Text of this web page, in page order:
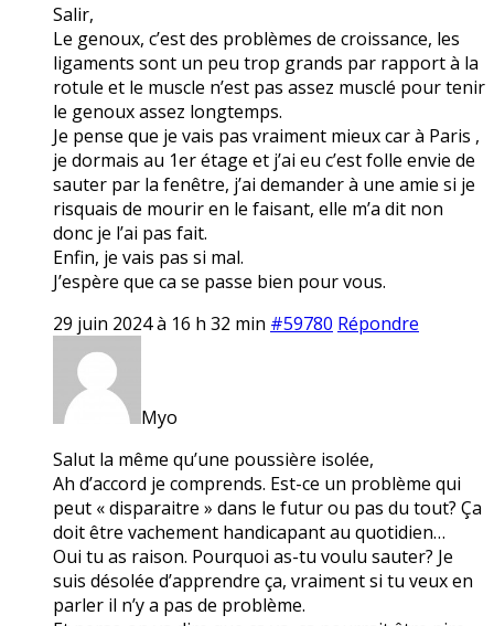
Salir,
Le genoux, c’est des problèmes de croissance, les
ligaments sont un peu trop grands par rapport à la
rotule et le muscle n’est pas assez musclé pour tenir
le genoux assez longtemps.
Je pense que je vais pas vraiment mieux car à Paris ,
je dormais au 1er étage et j’ai eu c’est folle envie de
sauter par la fenêtre, j’ai demander à une amie si je
risquais de mourir en le faisant, elle m’a dit non
donc je l’ai pas fait.
Enfin, je vais pas si mal.
J’espère que ca se passe bien pour vous.
29 juin 2024 à 16 h 32 min #59780 Répondre
Myo
Salut la même qu’une poussière isolée,
Ah d’accord je comprends. Est-ce un problème qui
peut « disparaitre » dans le futur ou pas du tout? Ça
doit être vachement handicapant au quotidien…
Oui tu as raison. Pourquoi as-tu voulu sauter? Je
suis désolée d’apprendre ça, vraiment si tu veux en
parler il n’y a pas de problème.